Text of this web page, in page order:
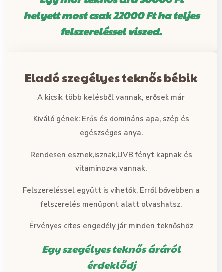
helyett most csak 22000 Ft ha teljes
felszereléssel viszed.
Eladó szegélyes teknős bébik
A kicsik több kelésből vannak, erősek már
Kiváló gének: Erős és domináns apa, szép és
egészséges anya.
Rendesen esznek,isznak,UVB fényt kapnak és
vitaminozva vannak.
Felszereléssel együtt is vihetők. Erről bővebben a
felszerelés menüpont alatt olvashatsz.
Érvényes cites engedély jár minden teknőshöz
Egy szegélyes teknős áráról
érdeklődj